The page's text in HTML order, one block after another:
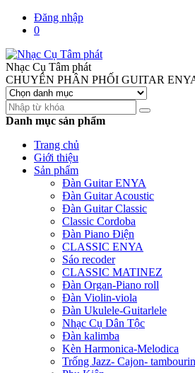
Đăng nhập
0
Nhạc Cụ Tâm phát
CHUYÊN PHÂN PHỐI GUITAR
Danh mục sản phẩm
Trang chủ
Giới thiệu
Sản phẩm
Đàn Guitar ENYA
Đàn Guitar Acoustic
Đàn Guitar Classic
Classic Cordoba
Đàn Piano Điện
CLASSIC ENYA
Sáo recoder
CLASSIC MATINEZ
Đàn Organ-Piano roll
Đàn Violin-viola
Đàn Ukulele-Guitarlele
Nhạc Cụ Dân Tộc
Đàn kalimba
Kèn Harmonica-Melodica
Trống Jazz- Cajon-